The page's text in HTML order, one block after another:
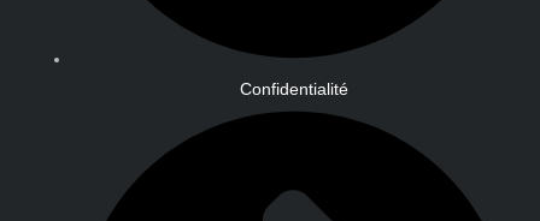
Confidentialité